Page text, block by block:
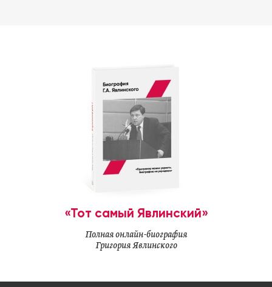
«Тот самый Явлинский»
Полная онлайн-биография
Григория Явлинского